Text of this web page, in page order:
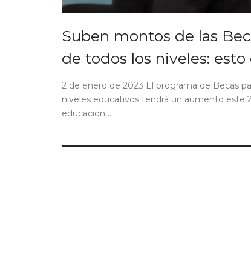
Suben montos de las
de todos los niveles:
2 de enero de 2023 El programa de Becas
niveles educativos tendrá un aumento este
educación ...